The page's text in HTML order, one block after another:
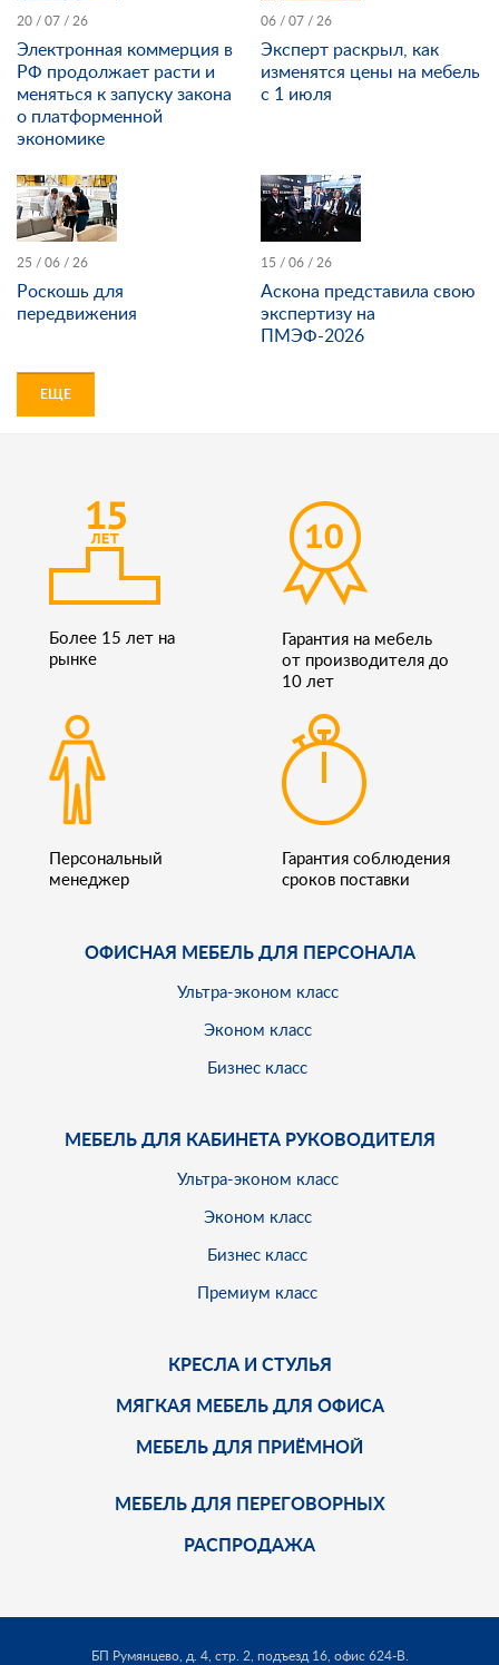
20 / 07 / 26
Электронная коммерция в
РФ продолжает расти и
меняться к запуску закона
о платформенной
экономике
06 / 07 / 26
Эксперт раскрыл, как
изменятся цены на мебель
с 1 июля
25 / 06 / 26
Роскошь для
передвижения
15 / 06 / 26
Аскона представила свою
экспертизу на
ПМЭФ-2026
ЕЩЕ
Более 15 лет на
рынке
Гарантия на мебель
от производителя до
10 лет
Персональный
менеджер
Гарантия соблюдения
сроков поставки
ОФИСНАЯ МЕБЕЛЬ ДЛЯ ПЕРСОНАЛА
Ультра-эконом класс
Эконом класс
Бизнес класс
МЕБЕЛЬ ДЛЯ КАБИНЕТА РУКОВОДИТЕЛЯ
Ультра-эконом класс
Эконом класс
Бизнес класс
Премиум класс
КРЕСЛА И СТУЛЬЯ
МЯГКАЯ МЕБЕЛЬ ДЛЯ ОФИСА
МЕБЕЛЬ ДЛЯ ПРИЁМНОЙ
МЕБЕЛЬ ДЛЯ ПЕРЕГОВОРНЫХ
РАСПРОДАЖА
БП Румянцево, д. 4, стр. 2, подъезд 16, офис 624-В.